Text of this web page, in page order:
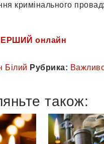
кримінального
онлайн
Білий Рубрика:
також: